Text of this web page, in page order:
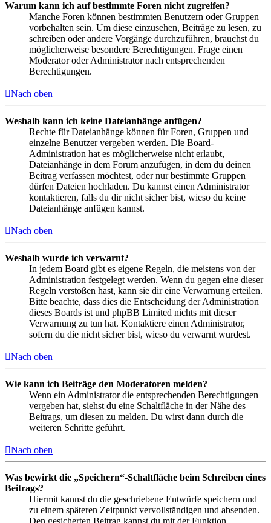
Warum kann ich auf bestimmte Foren nicht zugreifen?
Manche Foren können bestimmten Benutzern oder Gruppen
vorbehalten sein. Um diese einzusehen, Beiträge zu lesen, zu
schreiben oder andere Vorgänge durchzuführen, brauchst du
möglicherweise besondere Berechtigungen. Frage einen
Moderator oder Administrator nach entsprechenden
Berechtigungen.
Nach oben
Weshalb kann ich keine Dateianhänge anfügen?
Rechte für Dateianhänge können für Foren, Gruppen und
einzelne Benutzer vergeben werden. Die Board-
Administration hat es möglicherweise nicht erlaubt,
Dateianhänge in dem Forum anzufügen, in dem du deinen
Beitrag verfassen möchtest, oder nur bestimmte Gruppen
dürfen Dateien hochladen. Du kannst einen Administrator
kontaktieren, falls du dir nicht sicher bist, wieso du keine
Dateianhänge anfügen kannst.
Nach oben
Weshalb wurde ich verwarnt?
In jedem Board gibt es eigene Regeln, die meistens von der
Administration festgelegt werden. Wenn du gegen eine dieser
Regeln verstoßen hast, kann sie dir eine Verwarnung erteilen.
Bitte beachte, dass dies die Entscheidung der Administration
dieses Boards ist und phpBB Limited nichts mit dieser
Verwarnung zu tun hat. Kontaktiere einen Administrator,
sofern du die nicht sicher bist, wieso du verwarnt wurdest.
Nach oben
Wie kann ich Beiträge den Moderatoren melden?
Wenn ein Administrator die entsprechenden Berechtigungen
vergeben hat, siehst du eine Schaltfläche in der Nähe des
Beitrags, um diesen zu melden. Du wirst dann durch die
weiteren Schritte geführt.
Nach oben
Was bewirkt die „Speichern“-Schaltfläche beim Schreiben eines
Beitrags?
Hiermit kannst du die geschriebene Entwürfe speichern und
zu einem späteren Zeitpunkt vervollständigen und absenden.